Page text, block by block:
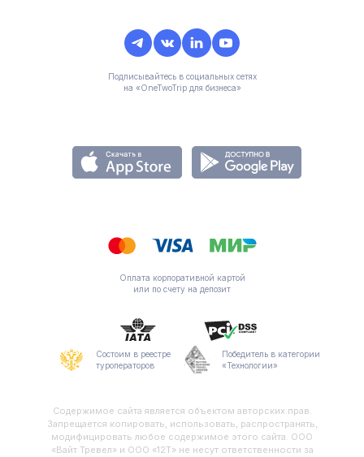
Подписывайтесь в социальных сетях
на «OneTwoTrip для бизнеса»
Оплата корпоративной картой
или по счету на депозит
Состоим в реестре
туроператоров
Победитель в категории
«Технологии»
Содержимое сайта является объектом авторских прав.
Запрещается копировать, использовать, распространять,
модифицировать любое содержимое этого сайта. ООО
«Вайт Тревел» и ООО «12Т» не несут ответственности за